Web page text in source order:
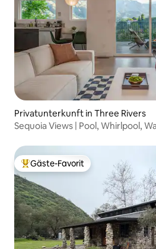
Privatunterkunft in Three Rivers
Sequoia Views | Pool, Whirlpool,
Beliebter Gäste-Favorit.
Gäste-Favorit